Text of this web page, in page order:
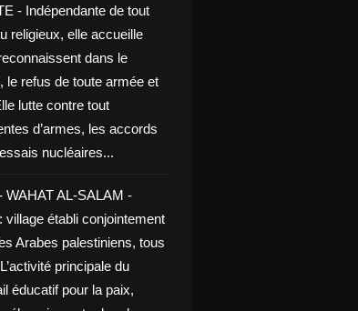
- Indépendante de tout
religieux, elle accueille
dans le
le refus de toute armée et
lutte contre tout
d’armes, les accords
nucléaires...
WAHAT AL-SALAM -
établi conjointement
Arabes palestiniens, tous
principale du
éducatif pour la paix,